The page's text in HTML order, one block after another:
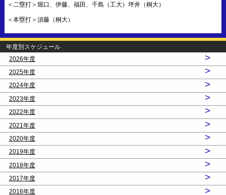
＜二塁打＞堀口、伊藤、福田、千島（工大）坪井（桐大）
＜本塁打＞須藤（桐大）
年度別スケジュール
2026年度
>
2025年度 >
2024年度 >
2023年度 >
2022年度 >
2021年度 >
2020年度 >
2019年度 >
2018年度 >
2017年度 >
2016年度 >